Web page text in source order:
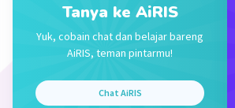
Tanya ke AiRIS
Yuk, cobain chat dan belajar bareng
AiRIS, teman pintarmu!
Chat AiRIS